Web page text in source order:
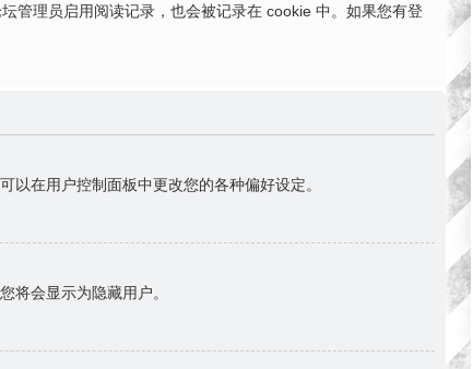
管理员启用阅读记录，也会被记录在 cookie 中。如果您有登
在用户控制面板中更改您的各种偏好设定。
将会显示为隐藏用户。